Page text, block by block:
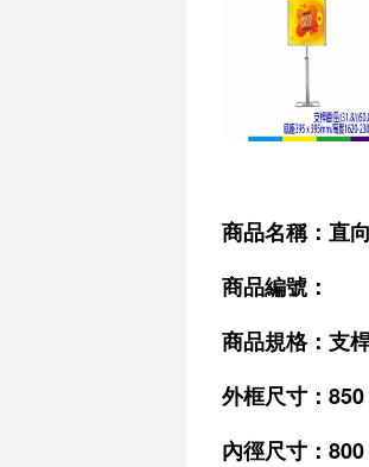
商品名稱：直
商品編號：
商品規格： 支
外框尺寸：
內徑尺寸：